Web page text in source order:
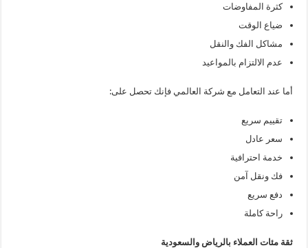
كثرة المفاوضات
ضياع الوقت
مشاكل الفك والنقل
عدم الالتزام بالمواعيد
أما عند التعامل مع شركة العالمي فإنك تحصل على:
تقييم سريع
سعر عادل
خدمة احترافية
فك ونقل آمن
دفع سريع
راحة كاملة
ثقة مئات العملاء بالرياض والسعودية